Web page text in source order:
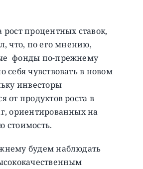
процентных ставок,
что, по его мнению,
фонды по-прежнему
себя чувствовать в новом
инвесторы
от продуктов роста в
ориентированных на
стоимость.
будем наблюдать